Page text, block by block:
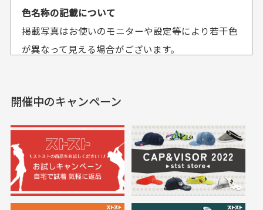
セールかつポイント
も使えて、お得に購
入出来ました
セールかつポイントも使
満足です。
おります
欲しかったスカートが購
平日午前9時までのご注文で最短当日発送させて頂いて
せて頂いております。
送料はいくらかかりますか？
何点ご購入頂いた場合も全国一律で800円とさせて頂
いております。(1配送先につき)
また5,000円(税込)以上お買い物をして頂けた場合は送
※必ず１つのショッピングカートに複数商品を入れて
色名称の記載について
掲載写真はお使いのモニターや設定等により若干色
が異なって見える場合がございます。
実寸サイズについて
一点一点手作業で計測しておりますので、若干の誤
差が生じる場合がございます。
においについて
開催中のキャンペーン